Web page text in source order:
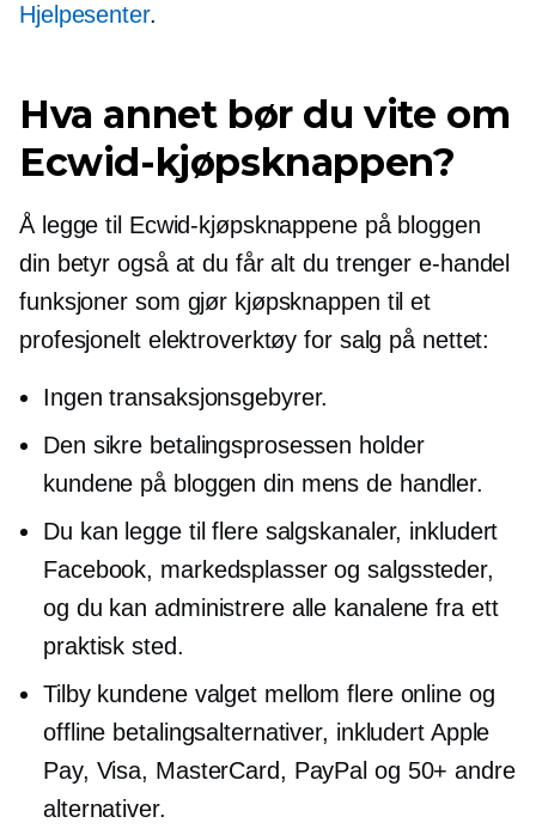
Hjelpesenter.
Hva annet bør du vite om
Ecwid-kjøpsknappen?
Å legge til Ecwid-kjøpsknappene på bloggen
din betyr også at du får alt du trenger e-handel
funksjoner som gjør kjøpsknappen til et
profesjonelt elektroverktøy for salg på nettet:
Ingen transaksjonsgebyrer.
Den sikre betalingsprosessen holder
kundene på bloggen din mens de handler.
Du kan legge til flere salgskanaler, inkludert
Facebook, markedsplasser og salgssteder,
og du kan administrere alle kanalene fra ett
praktisk sted.
Tilby kundene valget mellom flere online og
offline betalingsalternativer, inkludert Apple
Pay, Visa, MasterCard, PayPal og 50+ andre
alternativer.